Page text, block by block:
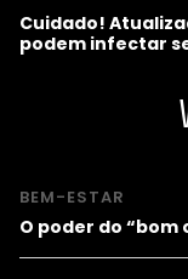
Cuidado!
podem infectar
BEM-ESTAR
O poder do “bom